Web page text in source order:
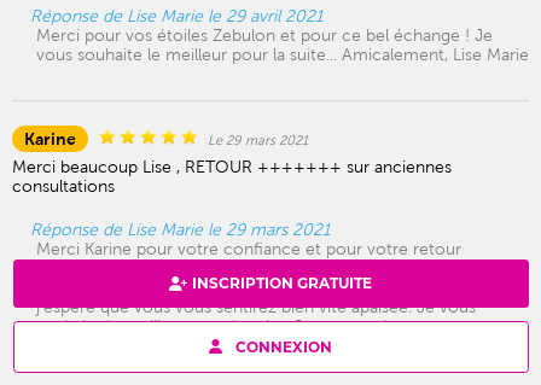
INSCRIPTION GRATUITE
CONNEXION
Réponse de Lise Marie le 29 avril 2021
Merci pour vos étoiles Zebulon et pour ce bel échange ! Je
vous souhaite le meilleur pour la suite... Amicalement, Lise Marie
Karine Le 29 mars 2021
Merci beaucoup Lise , RETOUR +++++++ sur anciennes
consultations
Réponse de Lise Marie le 29 mars 2021
Merci Karine pour votre confiance et pour votre retour
on sait que les sentiments sont toujours là des deux côtés...
j'espère que vous vous sentirez bien vite apaisée. Je vous
souhaite le meilleur pour la suite. Je vous embrasse,
amicalement, Lise Marie.